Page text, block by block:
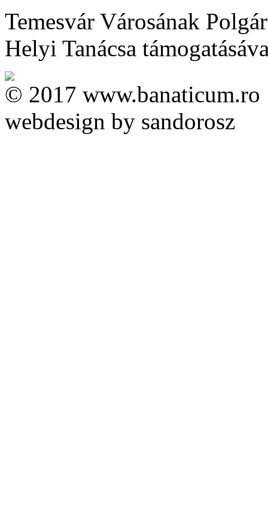
Temesvár Városának
Helyi Tanácsa
© 2017 www.banaticum.ro
webdesign by sandorosz